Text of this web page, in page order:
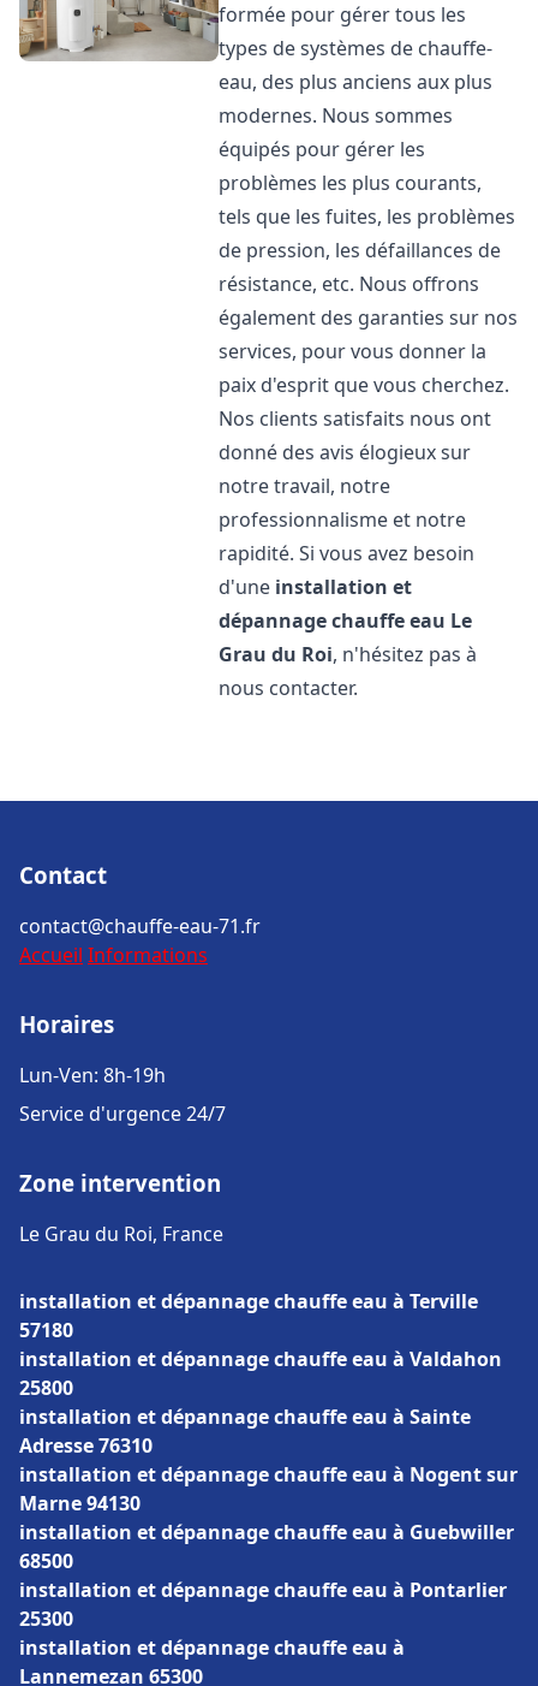
formée pour gérer tous les
types de systèmes de chauffe-
eau, des plus anciens aux plus
modernes. Nous sommes
équipés pour gérer les
problèmes les plus courants,
tels que les fuites, les problèmes
de pression, les défaillances de
résistance, etc. Nous offrons
également des garanties sur nos
services, pour vous donner la
paix d'esprit que vous cherchez.
Nos clients satisfaits nous ont
donné des avis élogieux sur
notre travail, notre
professionnalisme et notre
rapidité. Si vous avez besoin
d'une installation et
dépannage chauffe eau Le
Grau du Roi, n'hésitez pas à
nous contacter.
Contact
contact@chauffe-eau-71.fr
Accueil Informations
Horaires
Lun-Ven: 8h-19h
Service d'urgence 24/7
Zone intervention
Le Grau du Roi, France
installation et dépannage chauffe eau à Terville
57180
installation et dépannage chauffe eau à Valdahon
25800
installation et dépannage chauffe eau à Sainte
Adresse 76310
installation et dépannage chauffe eau à Nogent sur
Marne 94130
installation et dépannage chauffe eau à Guebwiller
68500
installation et dépannage chauffe eau à Pontarlier
25300
installation et dépannage chauffe eau à
Lannemezan 65300